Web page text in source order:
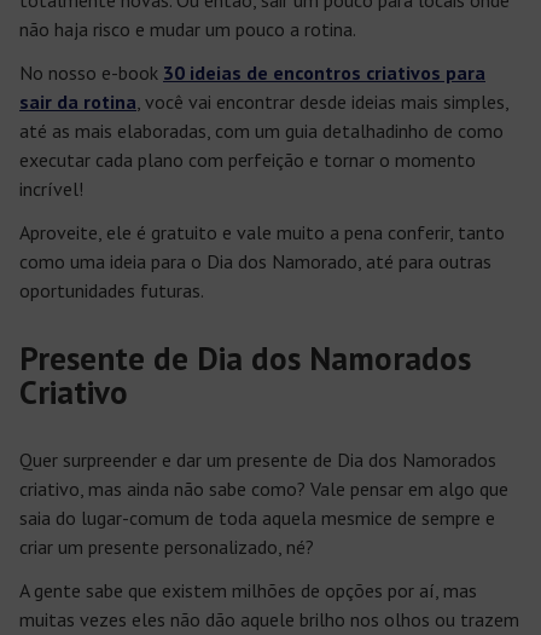
não haja risco e mudar um pouco a rotina.
No nosso e-book 30 ideias de encontros criativos para
sair da rotina, você vai encontrar desde ideias mais simples,
até as mais elaboradas, com um guia detalhadinho de como
executar cada plano com perfeição e tornar o momento
incrível!
Aproveite, ele é gratuito e vale muito a pena conferir, tanto
como uma ideia para o Dia dos Namorado, até para outras
oportunidades futuras.
Presente de Dia dos Namorados
Criativo
Quer surpreender e dar um presente de Dia dos Namorados
criativo, mas ainda não sabe como? Vale pensar em algo que
saia do lugar-comum de toda aquela mesmice de sempre e
criar um presente personalizado, né?
A gente sabe que existem milhões de opções por aí, mas
muitas vezes eles não dão aquele brilho nos olhos ou trazem